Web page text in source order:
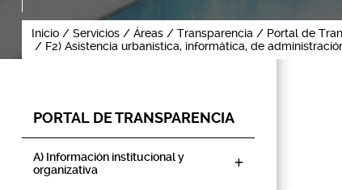
Inicio Servicios Áreas Transparencia Portal de
F2) Asistencia urbanística, informática, de
PORTAL DE TRANSPARENCIA
A) Información institucional y
organizativa